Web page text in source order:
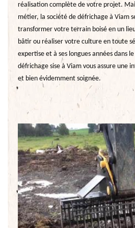
réalisation complète de votre projet.
métier, la société de défrichage à Viam
transformer votre terrain boisé en un
bâtir ou réaliser votre culture en toute
expertise et à ses longues années dans
défrichage sise à Viam vous assure une
et bien évidemment soignée.